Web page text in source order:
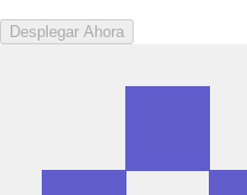
Desplegar Ahora